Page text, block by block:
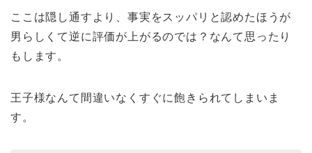
ここは隠し通すより、事実をスッパリと認めたほうが
男らしくて逆に評価が上がるのでは？なんて思ったり
もします。
王子様なんて間違いなくすぐに飽きられてしまいま
す。